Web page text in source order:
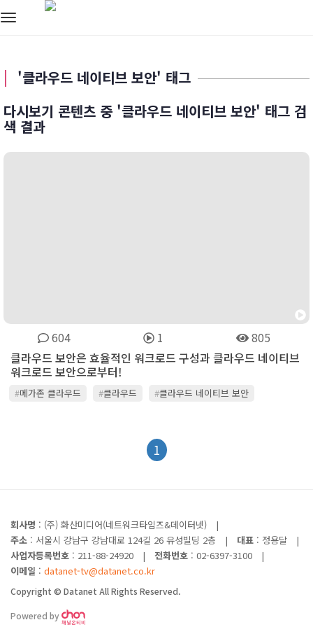
Toggle
'클라우드 네이티브 보안' 태그
다시보기 콘텐츠 중 '클라우드 네이티브 보안' 태그 검
색 결과
604 1
805
클라우드 보안은 효율적인 워크로드 구성과 클라우드 네이티브
워크로드 보안으로부터!
#메가존 클라우드 #클라우드 #클라우드 네이티브 보안
1
회사명 : (주) 화산미디어(네트워크타임즈&데이터넷)
|
주소 : 서울시 강남구 강남대로 124길 26 유성빌딩 2층 | 대표 : 정용달
|
사업자등록번호 : 211-88-24920 | 전화번호 : 02-6397-3100
|
이메일 : datanet-tv@datanet.co.kr
Copyright © Datanet All Rights Reserved.
Powered by